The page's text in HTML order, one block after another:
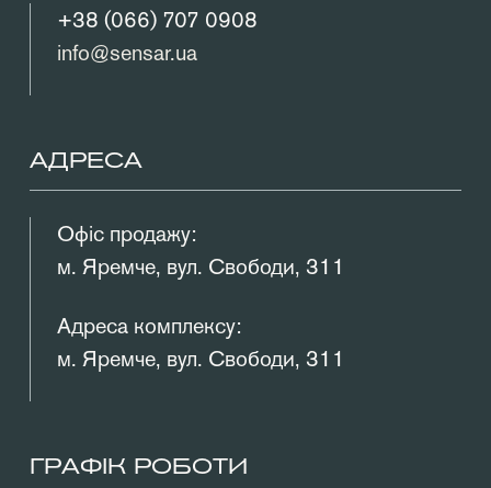
+38 (066) 707 0908
info@sensar.ua
АДРЕСА
Офіс продажу:
м. Яремче, вул. Свободи, 311
Адреса комплексу:
м. Яремче, вул. Свободи, 311
ГРАФІК РОБОТИ